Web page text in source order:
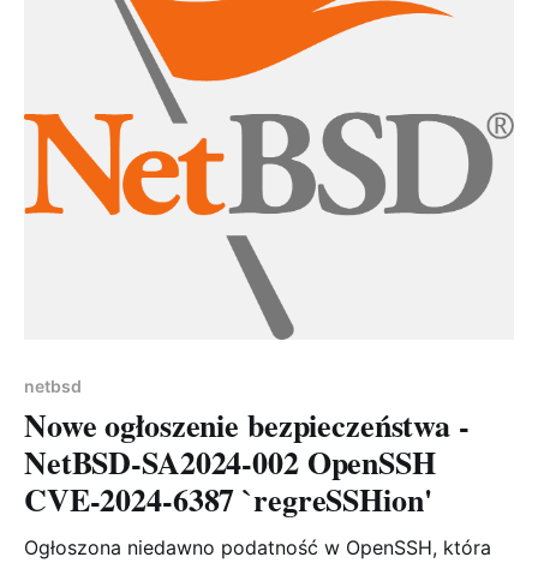
netbsd
Nowe ogłoszenie bezpieczeństwa -
NetBSD-SA2024-002 OpenSSH
CVE-2024-6387 `regreSSHion'
Ogłoszona niedawno podatność w OpenSSH, która